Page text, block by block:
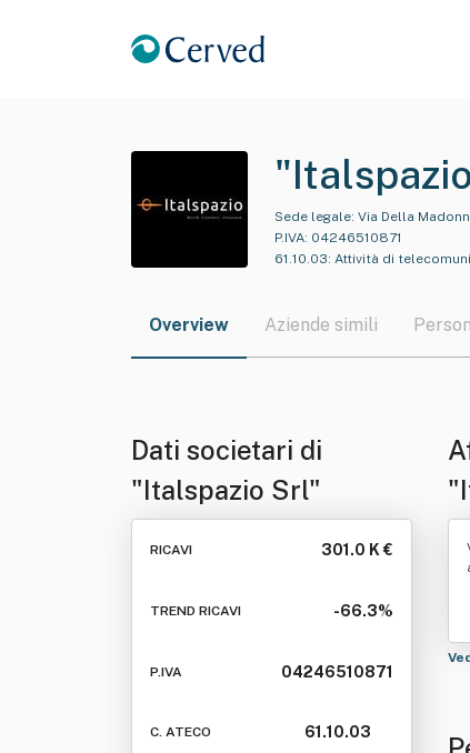
Sede legale: Via Della
P.IVA: 04246510871
61.10.03: Attività di
Overview Aziende simili
Dati societari di
"Italspazio Srl"
RICAVI 301.0 K €
TREND RICAVI -66.3%
P.IVA 04246510871
C. ATECO 61.10.03